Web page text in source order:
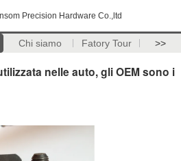
Precision Hardware Co.,ltd
Chi siamo Fatory Tour >>
nelle auto, gli OEM sono i